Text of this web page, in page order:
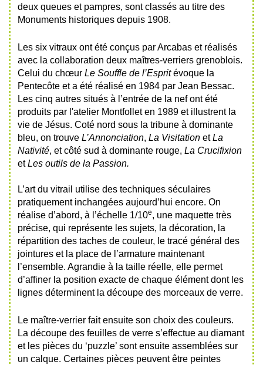
deux queues et pampres, sont classés au titre des
Monuments historiques depuis 1908.
Les six vitraux ont été conçus par Arcabas et réalisés
avec la collaboration deux maîtres-verriers grenoblois.
Celui du chœur Le Souffle de l’Espritévoque la
Pentecôte et a été réalisé en 1984 par Jean Bessac.
Les cinq autres situés à l’entrée de la nef ont été
produits par l'atelier Montfollet en 1989 et illustrent la
vie de Jésus. Coté nord sous la tribune à dominante
bleu, on trouve L’Annonciation, La Visitation etLa
Nativité, et côté sud à dominante rouge, La Crucifixion
etLes outils de la Passion.
L’art du vitrail utilise des techniques séculaires
pratiquement inchangées aujourd’hui encore. On
réalise d’abord, à l’échelle 1/10e, une maquette très
précise, qui représente les sujets, la décoration, la
répartition des taches de couleur, le tracé général des
jointures et la place de l’armature maintenant
l’ensemble. Agrandie à la taille réelle, elle permet
d’affiner la position exacte de chaque élément dont les
lignes déterminent la découpe des morceaux de verre.
Le maître-verrier fait ensuite son choix des couleurs.
La découpe des feuilles de verre s’effectue au diamant
et les pièces du ‘puzzle’ sont ensuite assemblées sur
un calque. Certaines pièces peuvent être peintes